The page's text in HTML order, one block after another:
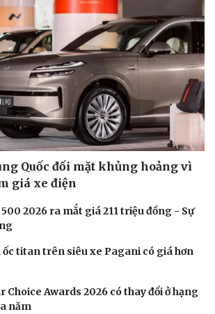
Podcast
Cửa sổ tình yêu
Quốc đối mặt khủng hoảng vì
giá xe điện
2026 ra mắt giá 211 triệu đồng - Sự
ốc titan trên siêu xe Pagani có giá hơn
Choice Awards 2026 có thay đổi ở hạng
năm